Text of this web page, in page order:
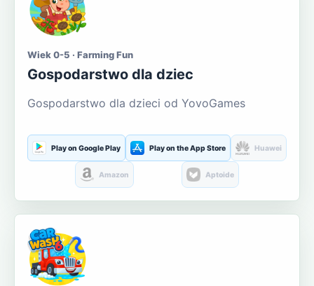
Wiek 0-5 · Farming Fun
Gospodarstwo dla dziec
Gospodarstwo dla dzieci od YovoGames
Play on Google Play Play on the App Store Huawei
Amazon Aptoide